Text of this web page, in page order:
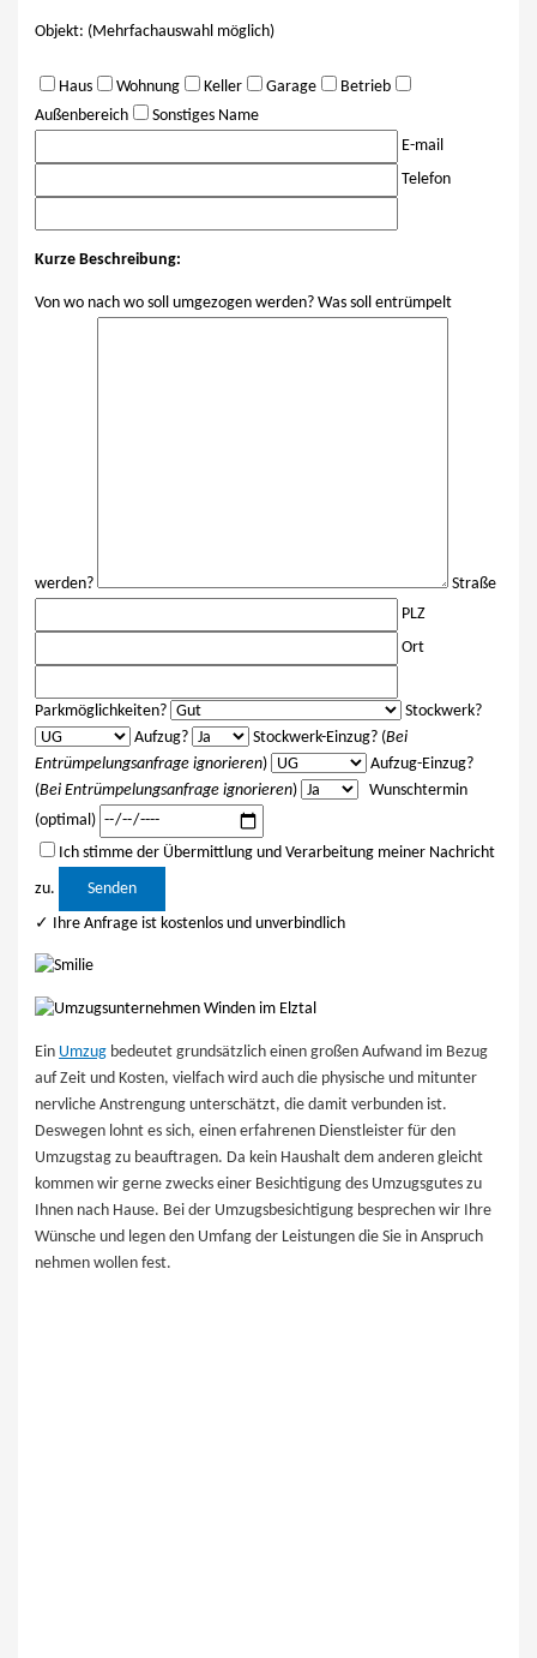
Objekt: (Mehrfachauswahl möglich)
Haus Wohnung Keller Garage
Betrieb
Außenbereich
Sonstiges Name
E-mail
Telefon
Kurze Beschreibung:
Von wo nach wo soll umgezogen werden? Was soll entrümpelt
werden?
Straße
PLZ
Ort
Parkmöglichkeiten?
Stockwerk?
Aufzug?
Stockwerk-Einzug? (Bei
Entrümpelungsanfrage ignorieren)
Aufzug-Einzug?
(Bei Entrümpelungsanfrage ignorieren)
Wunschtermin
(optimal)
Ich stimme der Übermittlung und Verarbeitung meiner Nachricht
zu. Bitte lasse dieses Feld leer.
✓ Ihre Anfrage ist kostenlos und unverbindlich
Ein Umzug bedeutet grundsätzlich einen großen Aufwand im Bezug
auf Zeit und Kosten, vielfach wird auch die physische und mitunter
nervliche Anstrengung unterschätzt, die damit verbunden ist.
Deswegen lohnt es sich, einen erfahrenen Dienstleister für den
Umzugstag zu beauftragen. Da kein Haushalt dem anderen gleicht
kommen wir gerne zwecks einer Besichtigung des Umzugsgutes zu
Ihnen nach ​Hause. Bei der Umzugsbesichtigung besprechen wir Ihre
Wünsche und legen den Umfang der Leistungen die Sie in Anspruch
nehmen wollen fest.